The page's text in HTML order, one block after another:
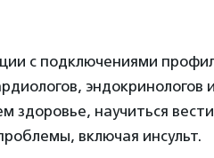
с подключениями
эндокринологов
здоровье, научиться
включая инсульт.